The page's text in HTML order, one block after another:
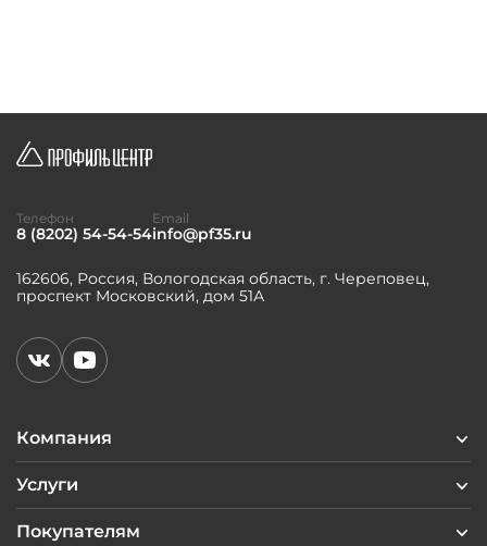
Компания
Услуги
Покупателям
162606, Россия, Вологодская область, г. Череповец,
проспект Московский, дом 51А
Телефон
8 (8202) 54-54-54
Email
info@pf35.ru